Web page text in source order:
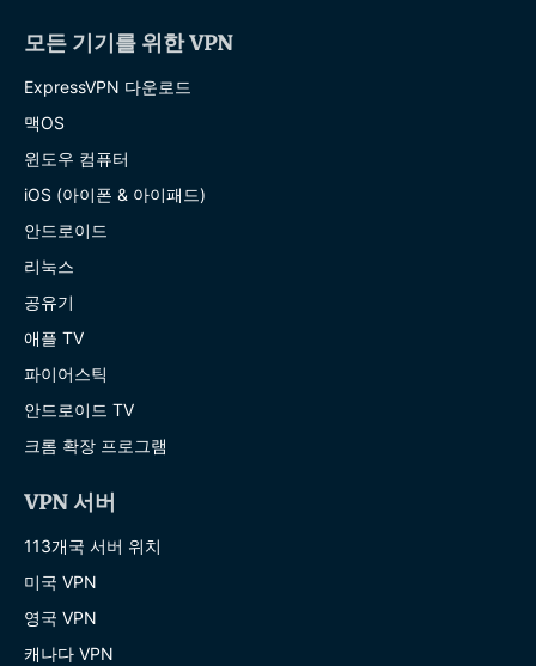
모든 기기를 위한 VPN
ExpressVPN 다운로드
맥OS
윈도우 컴퓨터
iOS (아이폰 & 아이패드)
안드로이드
리눅스
공유기
애플 TV
파이어스틱
안드로이드 TV
크롬 확장 프로그램
VPN 서버
113개국 서버 위치
미국 VPN
영국 VPN
캐나다 VPN